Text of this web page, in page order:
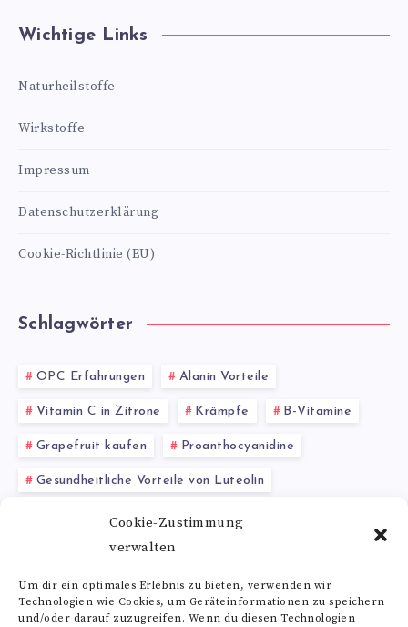
Cookie-Zustimmung
verwalten
Um dir ein optimales Erlebnis zu bieten, verwenden wir
Technologien wie Cookies, um Geräteinformationen zu speichern
und/oder darauf zuzugreifen. Wenn du diesen Technologien
Wichtige Links
Naturheilstoffe
Wirkstoffe
Impressum
Datenschutzerklärung
Cookie-Richtlinie (EU)
Schlagwörter
OPC Erfahrungen Alanin Vorteile
Vitamin C in Zitrone Krämpfe B-Vitamine
Grapefruit kaufen Proanthocyanidine
Gesundheitliche Vorteile von Luteolin
Bitterstoffe Kräuter
Glutaminsäure Nebenwirkungen
Alle Schlagwörter